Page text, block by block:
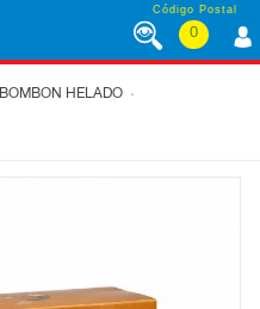
Código Postal
0
BOMBON HELADO .